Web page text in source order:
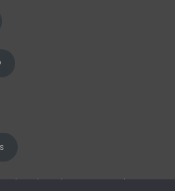
los derechos reservados